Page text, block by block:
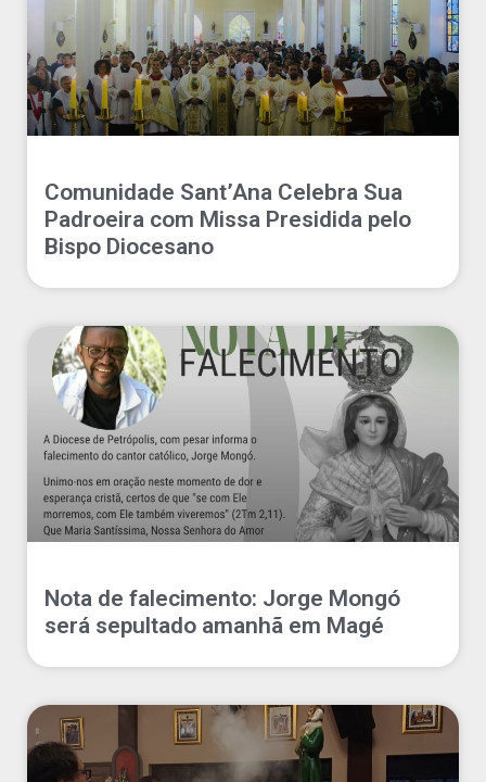
Comunidade Sant’Ana Celebra Sua
Padroeira com Missa Presidida pelo
Bispo Diocesano
Nota de falecimento: Jorge Mongó
será sepultado amanhã em Magé